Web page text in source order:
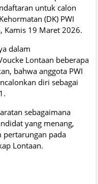
untuk calon
(DK) PWI
Kamis 19 Maret 2026.
dalam
Lontaan beberapa
bahwa anggota PWI
diri sebagai
sebagaimana
yang menang,
pertarungan pada
Lontaan.